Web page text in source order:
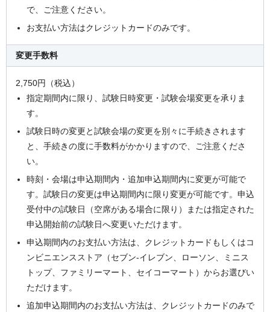
で、ご注意ください。
お支払い方法はクレジットカードのみです。
変更手数料
2,750円（税込）
指定期間内に限り、試験日時変更・試験会場変更を承りま
す。
試験日時の変更と試験会場の変更を別々に手続きされます
と、手続きの度に手数料がかかりますので、ご注意くださ
い。
時刻・会場は申込期間内・追加申込期間内に変更が可能で
す。試験日の変更は申込期間内に限り変更が可能です。申込
受付中の試験日（空席がある場合に限り）または指定された
申込開始前の試験日へ変更いただけます。
申込期間内のお支払い方法は、クレジットカードもしくはコ
ンビニエンスストア（セブン-イレブン、ローソン、ミニス
トップ、ファミリーマート、セイコーマート）からお選びい
ただけます。
追加申込期間内のお支払い方法は、クレジットカードのみで